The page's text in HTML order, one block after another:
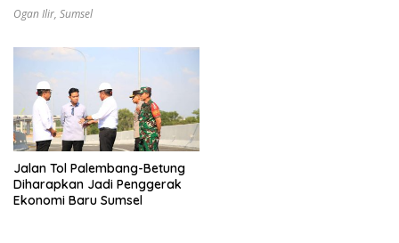
Ogan Ilir, Sumsel
Jalan Tol Palembang-Betung
Diharapkan Jadi Penggerak
Ekonomi Baru Sumsel